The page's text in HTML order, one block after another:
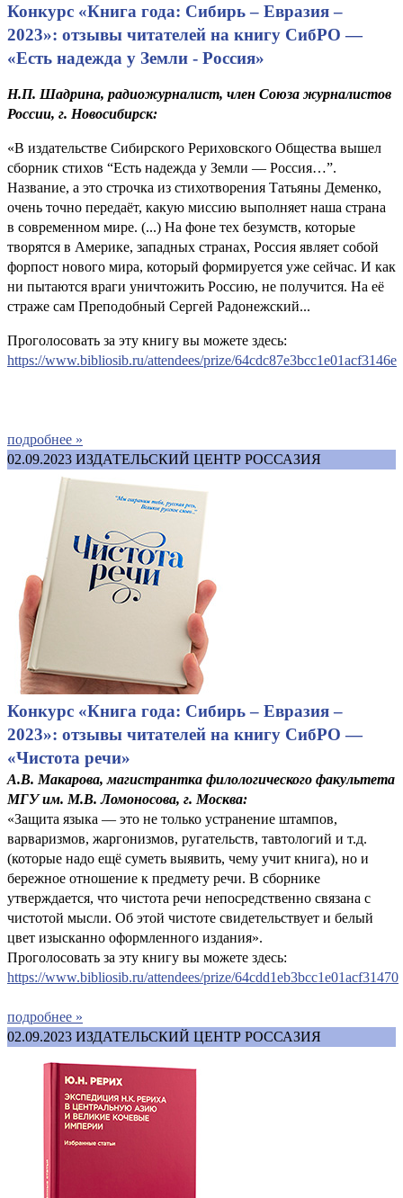
Конкурс «Книга года: Сибирь – Евразия –
2023»: отзывы читателей на книгу СибРО —
«Есть надежда у Земли - Россия»
Н.П. Шадрина, радиожурналист, член Союза журналистов
России, г. Новосибирск:
«В издательстве Сибирского Рериховского Общества вышел
сборник стихов “Есть надежда у Земли — Россия…”.
Название, а это строчка из стихотворения Татьяны Деменко,
очень точно передаёт, какую миссию выполняет наша страна
в современном мире. (...) На фоне тех безумств, которые
творятся в Америке, западных странах, Россия являет собой
форпост нового мира, который формируется уже сейчас. И как
ни пытаются враги уничтожить Россию, не получится. На её
страже сам Преподобный Сергей Радонежский...
Проголосовать за эту книгу вы можете здесь:
https://www.bibliosib.ru/attendees/prize/64cdc87e3bcc1e01acf3146e
подробнее »
02.09.2023 ИЗДАТЕЛЬСКИЙ ЦЕНТР РОССАЗИЯ
Конкурс «Книга года: Сибирь – Евразия –
2023»: отзывы читателей на книгу СибРО —
«Чистота речи»
А.В. Макарова, магистрантка филологического факультета
МГУ им. М.В. Ломоносова, г. Москва:
«Защита языка — это не только устранение штампов,
варваризмов, жаргонизмов, ругательств, тавтологий и т.д.
(которые надо ещё суметь выявить, чему учит книга), но и
бережное отношение к предмету речи. В сборнике
утверждается, что чистота речи непосредственно связана с
чистотой мысли. Об этой чистоте свидетельствует и белый
цвет изысканно оформленного издания».
Проголосовать за эту книгу вы можете здесь:
https://www.bibliosib.ru/attendees/prize/64cdd1eb3bcc1e01acf31470
подробнее »
02.09.2023 ИЗДАТЕЛЬСКИЙ ЦЕНТР РОССАЗИЯ